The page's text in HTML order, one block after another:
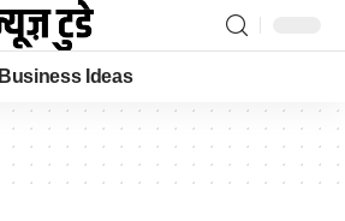
Business Ideas